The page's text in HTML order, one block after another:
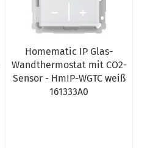
Homematic IP Glas-
Wandthermostat mit CO2-
Sensor - HmIP-WGTC weiß
161333A0